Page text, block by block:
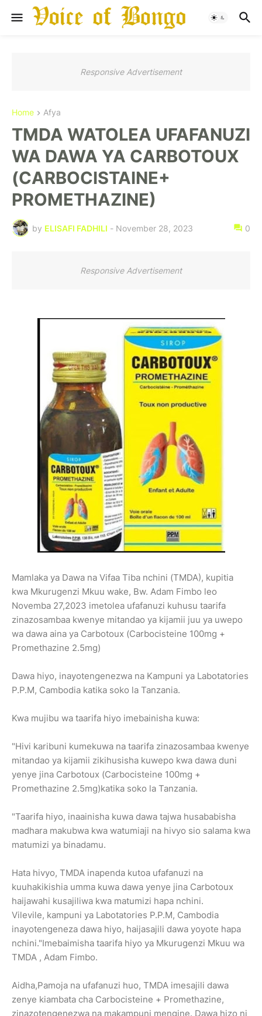
Responsive Advertisement
Home Afya
TMDA WATOLEA UFAFANUZI
WA DAWA YA CARBOTOUX
(CARBOCISTAINE+
PROMETHAZINE)
by ELISAFI FADHILI - November 28, 2023 0
Responsive Advertisement
Mamlaka ya Dawa na Vifaa Tiba nchini (TMDA), kupitia
kwa Mkurugenzi Mkuu wake, Bw. Adam Fimbo leo
Novemba 27,2023 imetolea ufafanuzi kuhusu taarifa
zinazosambaa kwenye mitandao ya kijamii juu ya uwepo
wa dawa aina ya Carbotoux (Carbocisteine 100mg +
Promethazine 2.5mg)
Dawa hiyo, inayotengenezwa na Kampuni ya Labotatories
P.P.M, Cambodia katika soko la Tanzania.
Kwa mujibu wa taarifa hiyo imebainisha kuwa:
"Hivi karibuni kumekuwa na taarifa zinazosambaa kwenye
mitandao ya kijamii zikihusisha kuwepo kwa dawa duni
yenye jina Carbotoux (Carbocisteine 100mg +
Promethazine 2.5mg)katika soko la Tanzania.
"Taarifa hiyo, inaainisha kuwa dawa tajwa husababisha
madhara makubwa kwa watumiaji na hivyo sio salama kwa
matumizi ya binadamu.
Hata hivyo, TMDA inapenda kutoa ufafanuzi na
kuuhakikishia umma kuwa dawa yenye jina Carbotoux
haijawahi kusajiliwa kwa matumizi hapa nchini.
Vilevile, kampuni ya Labotatories P.P.M, Cambodia
inayotengeneza dawa hiyo, haijasajili dawa yoyote hapa
nchini."Imebaimisha taarifa hiyo ya Mkurugenzi Mkuu wa
TMDA , Adam Fimbo.
Aidha,Pamoja na ufafanuzi huo, TMDA imesajili dawa
zenye kiambata cha Carbocisteine + Promethazine,
zinazotengenezwa na makampuni mengine. Dawa hizo ni